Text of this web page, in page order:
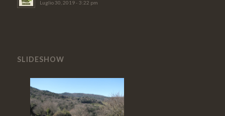
Luglio 30, 2019 - 3:22 pm
SLIDESHOW